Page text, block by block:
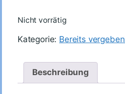
Nicht vorrätig
Kategorie: Bereits
Beschreibung